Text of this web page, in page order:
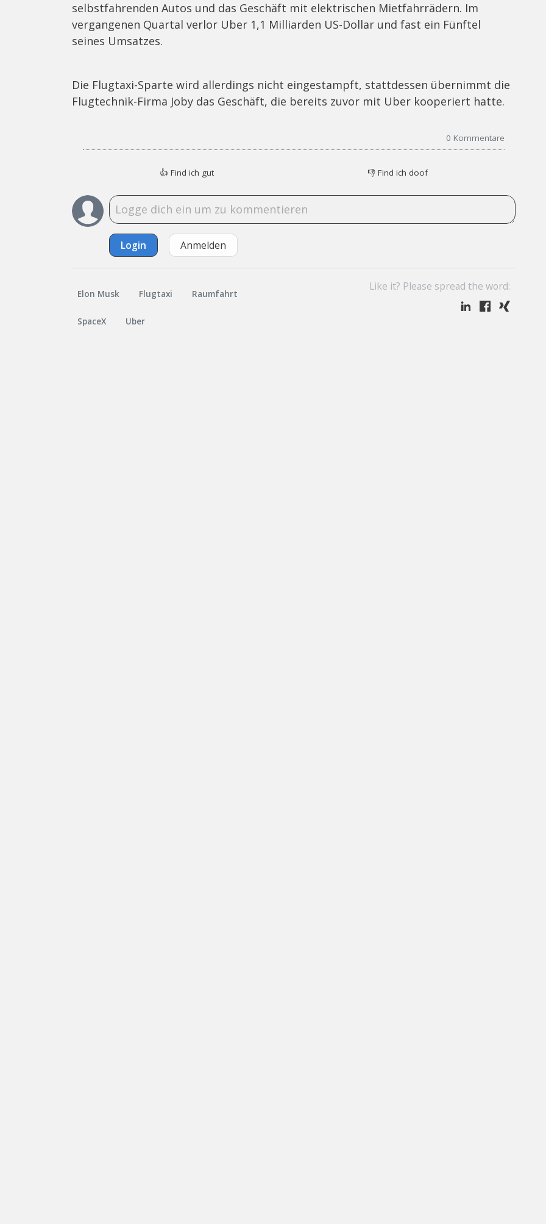
selbstfahrenden Autos und das Geschäft mit elektrischen Mietfahrrädern. Im
vergangenen Quartal verlor Uber 1,1 Milliarden US-Dollar und fast ein Fünftel
seines Umsatzes.
Die Flugtaxi-Sparte wird allerdings nicht eingestampft, stattdessen übernimmt die
Flugtechnik-Firma Joby das Geschäft, die bereits zuvor mit Uber kooperiert hatte.
0 Kommentare
👍 Find ich gut 👎 Find ich doof
Login Anmelden
Elon Musk Flugtaxi Raumfahrt
SpaceX Uber
Like it? Please spread the word: